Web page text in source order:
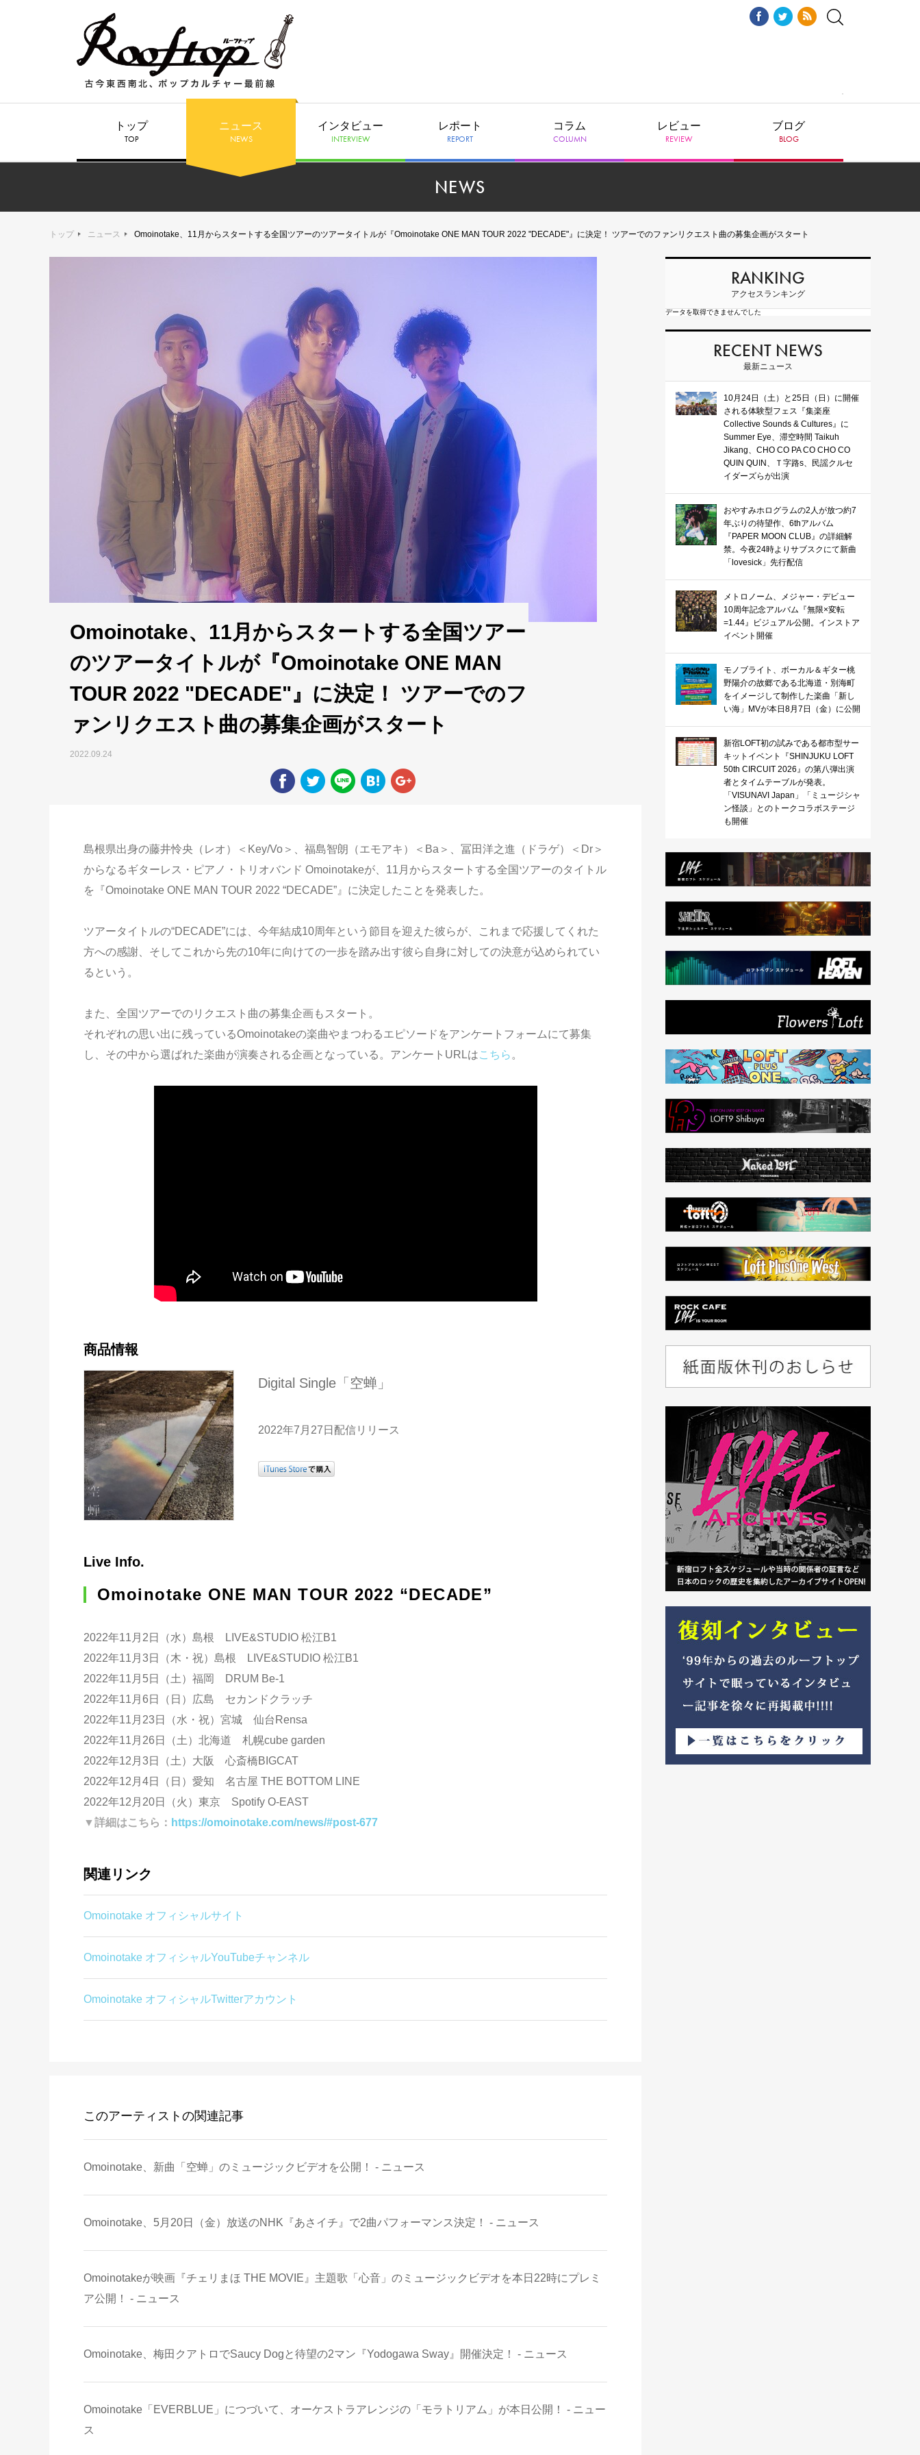
トップ
TOP
ニュース
NEWS
インタビュー
INTERVIEW
レポート
REPORT
コラム
COLUMN
レビュー
REVIEW
ブログ
BLOG
NEWS
トップ ニュース Omoinotake、11月からスタートする全国ツアーのツアータイトルが『Omoinotake ONE MAN TOUR 2022 "DECADE"』に決定！ ツアーでのファンリクエスト曲の募集企画がスタート
Omoinotake、11月からスタートする全国ツアー
のツアータイトルが『Omoinotake ONE MAN
TOUR 2022 "DECADE"』に決定！ ツアーでのフ
ァンリクエスト曲の募集企画がスタート
2022.09.24
島根県出身の藤井怜央（レオ）＜Key/Vo＞、福島智朗（エモアキ）＜Ba＞、冨田洋之進（ドラゲ）＜Dr＞
からなるギターレス・ピアノ・トリオバンド Omoinotakeが、11月からスタートする全国ツアーのタイトル
を『Omoinotake ONE MAN TOUR 2022 “DECADE”』に決定したことを発表した。
ツアータイトルの“DECADE”には、今年結成10周年という節目を迎えた彼らが、これまで応援してくれた
方への感謝、そしてこれから先の10年に向けての一歩を踏み出す彼ら自身に対しての決意が込められてい
るという。
また、全国ツアーでのリクエスト曲の募集企画もスタート。
それぞれの思い出に残っているOmoinotakeの楽曲やまつわるエピソードをアンケートフォームにて募集
し、その中から選ばれた楽曲が演奏される企画となっている。アンケートURLはこちら 。
商品情報
Digital Single「空蝉」
2022年7月27日配信リリース
Live Info.
Omoinotake ONE MAN TOUR 2022 “DECADE”
2022年11月2日（水）島根 LIVE&STUDIO 松江B1
2022年11月3日（木・祝）島根 LIVE&STUDIO 松江B1
2022年11月5日（土）福岡 DRUM Be-1
2022年11月6日（日）広島 セカンドクラッチ
2022年11月23日（水・祝）宮城 仙台Rensa
2022年11月26日（土）北海道 札幌cube garden
2022年12月3日（土）大阪 心斎橋BIGCAT
2022年12月4日（日）愛知 名古屋 THE BOTTOM LINE
2022年12月20日（火）東京 Spotify O-EAST
▼詳細はこちら： https://omoinotake.com/news/#post-677
関連リンク
Omoinotake オフィシャルサイト
Omoinotake オフィシャルYouTubeチャンネル
Omoinotake オフィシャルTwitterアカウント
このアーティストの関連記事
Omoinotake、新曲「空蝉」のミュージックビデオを公開！ - ニュース
Omoinotake、5月20日（金）放送のNHK『あさイチ』で2曲パフォーマンス決定！ - ニュース
Omoinotakeが映画『チェリまほ THE MOVIE』主題歌「心音」のミュージックビデオを本日22時にプレミ
ア公開！ - ニュース
Omoinotake、梅田クアトロでSaucy Dogと待望の2マン『Yodogawa Sway』開催決定！ - ニュース
Omoinotake「EVERBLUE」につづいて、オーケストラアレンジの「モラトリアム」が本日公開！ - ニュー
ス
RANKING
アクセスランキング
データを取得できませんでした
RECENT NEWS
最新ニュース
10月24日（土）と25日（日）に開催
される体験型フェス『集楽座
Collective Sounds & Cultures』に
Summer Eye、滞空時間 Taikuh
Jikang、CHO CO PA CO CHO CO
QUIN QUIN、Ｔ字路s、民謡クルセ
イダーズらが出演
おやすみホログラムの2人が放つ約7
年ぶりの待望作、6thアルバム
『PAPER MOON CLUB』の詳細解
禁。今夜24時よりサブスクにて新曲
「lovesick」先行配信
メトロノーム、メジャー・デビュー
10周年記念アルバム『無限×変転
=1.44』ビジュアル公開。インストア
イベント開催
モノブライト、ボーカル＆ギター桃
野陽介の故郷である北海道・別海町
をイメージして制作した楽曲「新し
い海」MVが本日8月7日（金）に公開
新宿LOFT初の試みである都市型サー
キットイベント『SHINJUKU LOFT
50th CIRCUIT 2026』の第八弾出演
者とタイムテーブルが発表。
「VISUNAVI Japan」「ミュージシャ
ン怪談」とのトークコラボステージ
も開催